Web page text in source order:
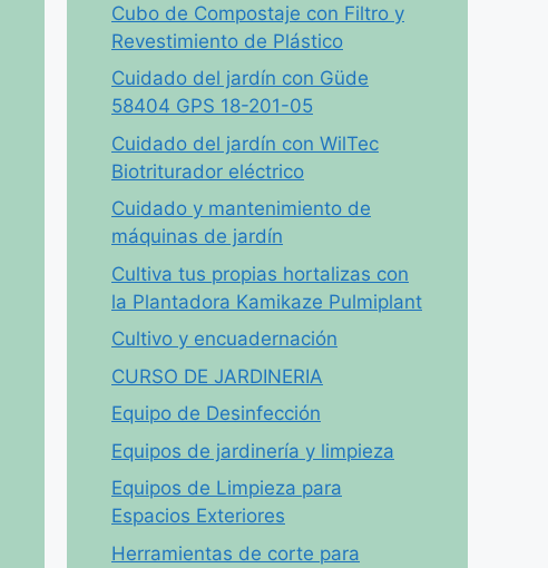
Cubo de Compostaje con Filtro y
Revestimiento de Plástico
Cuidado del jardín con Güde
58404 GPS 18-201-05
Cuidado del jardín con WilTec
Biotriturador eléctrico
Cuidado y mantenimiento de
máquinas de jardín
Cultiva tus propias hortalizas con
la Plantadora Kamikaze Pulmiplant
Cultivo y encuadernación
CURSO DE JARDINERIA
Equipo de Desinfección
Equipos de jardinería y limpieza
Equipos de Limpieza para
Espacios Exteriores
Herramientas de corte para